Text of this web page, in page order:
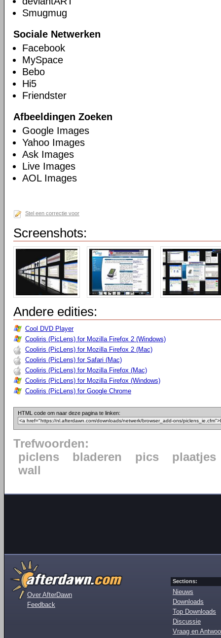
Smugmug
Sociale Netwerken
Facebook
MySpace
Bebo
Hi5
Friendster
Afbeeldingen Zoeken
Google Images
Yahoo Images
Ask Images
Live Images
AOL Images
Stel een correctie voor
Screenshots:
Andere edities:
Cool DVD Player
Cooliris (PicLens) for Mozilla Firefox 2 (Windows)
Cooliris (PicLens) for Mozilla Firefox 2 (Mac)
Cooliris (PicLens) for Safari (Mac)
Cooliris (PicLens) for Mozilla Firefox (Mac)
Cooliris (PicLens) for Mozilla Firefox (Windows)
Cooliris (PicLens) for Google Chrome
HTML code om naar deze pagina te linken:
Trefwoorden:
piclens
bladeren pics
plaatjes
wall
Over AfterDawn
Feedback
Sections:
Nieuws
Downloads
Top Downloads
Discussie
Vraag en